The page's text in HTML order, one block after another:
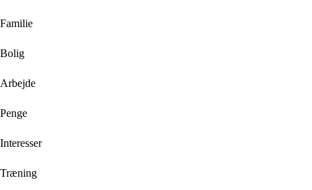
Familie
Bolig
Arbejde
Penge
Interesser
Træning